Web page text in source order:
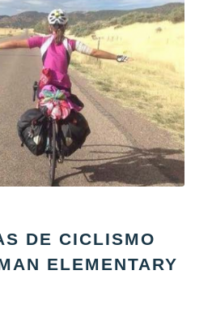
DE CICLISMO
ELEMENTARY